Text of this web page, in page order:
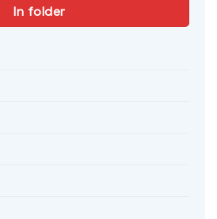
In folder